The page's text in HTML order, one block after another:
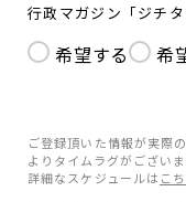
行政マガジン「ジチ
希望する 希
ご登録頂いた情報が実際
よりタイムラグがございま
詳細なスケジュールは こ